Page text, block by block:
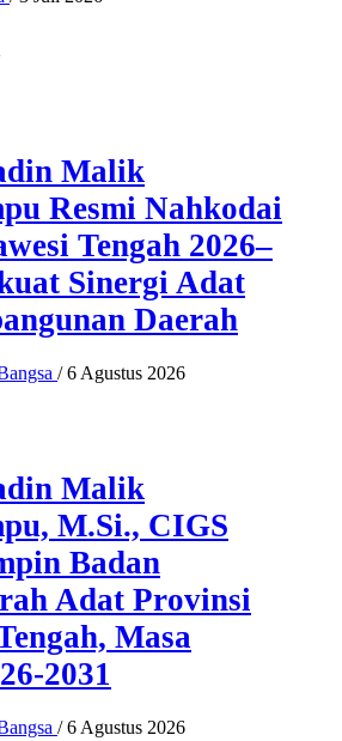
Malik
Resmi Nahkodai
Tengah 2026–
Sinergi Adat
Daerah
/ 6 Agustus 2026
Malik
M.Si., CIGS
Badan
Adat Provinsi
Masa
2031
/ 6 Agustus 2026